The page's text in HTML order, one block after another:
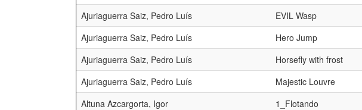
Ajuriaguerra Saiz, Pedro Luís
EVIL Wasp
Ajuriaguerra Saiz, Pedro Luís
Hero Jump
Ajuriaguerra Saiz, Pedro Luís
Horsefly with frost
Ajuriaguerra Saiz, Pedro Luís
Majestic Louvre
Altuna Azcargorta, Igor
1_Flotando